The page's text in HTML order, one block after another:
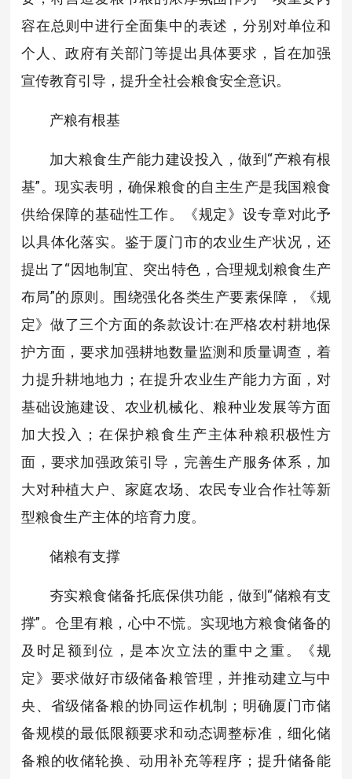
容在总则中进行全面集中的表述，分别对单位和
个人、政府有关部门等提出具体要求，旨在加强
宣传教育引导，提升全社会粮食安全意识。
产粮有根基
加大粮食生产能力建设投入，做到“产粮有根
基”。现实表明，确保粮食的自主生产是我国粮食
供给保障的基础性工作。《规定》设专章对此予
以具体化落实。鉴于厦门市的农业生产状况，还
提出了“因地制宜、突出特色，合理规划粮食生产
布局”的原则。围绕强化各类生产要素保障，《规
定》做了三个方面的条款设计:在严格农村耕地保
护方面，要求加强耕地数量监测和质量调查，着
力提升耕地地力；在提升农业生产能力方面，对
基础设施建设、农业机械化、粮种业发展等方面
加大投入；在保护粮食生产主体种粮积极性方
面，要求加强政策引导，完善生产服务体系，加
大对种植大户、家庭农场、农民专业合作社等新
型粮食生产主体的培育力度。
储粮有支撑
夯实粮食储备托底保供功能，做到“储粮有支
撑”。仓里有粮，心中不慌。实现地方粮食储备的
及时足额到位，是本次立法的重中之重。《规
定》要求做好市级储备粮管理，并推动建立与中
央、省级储备粮的协同运作机制；明确厦门市储
备规模的最低限额要求和动态调整标准，细化储
备粮的收储轮换、动用补充等程序；提升储备能